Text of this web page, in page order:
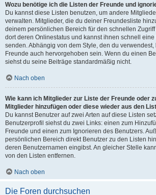
Wozu benötige ich die Listen der Freunde und
Du kannst diese Listen benutzen, um andere
verwalten. Mitglieder, die du deiner Freundesliste
deinem persönlichen Bereich für den schnellen
dort deren Onlinestatus und kannst ihnen schnell
senden. Abhängig von dem Style, den du
Freunde auch hervorgehoben sein. Wenn du einen
siehst du seine Beiträge standardmäßig nicht.
Nach oben
Wie kann ich Mitglieder zur Liste der Freunde oder
Mitglieder hinzufügen oder diese wieder aus den
Du kannst Benutzer auf zwei Arten auf diese Listen
Benutzerprofil siehst du zwei Links: einen zum
Freunde und einen zum Ignorieren des Benutzers.
persönlichen Bereich direkt Benutzer zu den Listen
deren Benutzernamen eingibst. An gleicher Stelle
von den Listen entfernen.
Nach oben
Die Foren durchsuchen